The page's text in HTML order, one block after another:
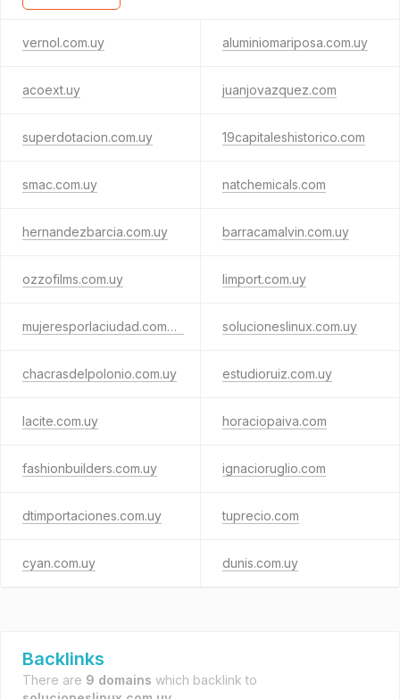
vernol.com.uy aluminiomariposa.com.uy
acoext.uy juanjovazquez.com
superdotacion.com.uy 19capitaleshistorico.com
smac.com.uy natchemicals.com
hernandezbarcia.com.uy barracamalvin.com.uy
ozzofilms.com.uy limport.com.uy
mujeresporlaciudad.com.uy solucioneslinux.com.uy
chacrasdelpolonio.com.uy estudioruiz.com.uy
lacite.com.uy horaciopaiva.com
fashionbuilders.com.uy ignacioruglio.com
dtimportaciones.com.uy tuprecio.com
cyan.com.uy dunis.com.uy
Backlinks
There are 9 domains which backlink to